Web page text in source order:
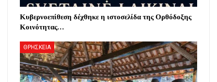
Κυβερνοεπίθεση δέχθηκε η ιστοσελίδα της Ορθόδοξης
Κοινότητας…
ΘΡΗΣΚΕΙΑ